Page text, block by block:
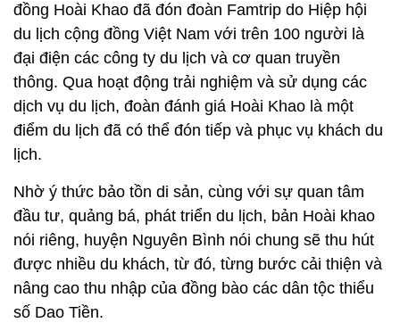
đồng Hoài Khao đã đón đoàn Famtrip do Hiệp hội
du lịch cộng đồng Việt Nam với trên 100 người là
đại điện các công ty du lịch và cơ quan truyền
thông. Qua hoạt động trải nghiệm và sử dụng các
dịch vụ du lịch, đoàn đánh giá Hoài Khao là một
điểm du lịch đã có thể đón tiếp và phục vụ khách du
lịch.
Nhờ ý thức bảo tồn di sản, cùng với sự quan tâm
đầu tư, quảng bá, phát triển du lịch, bản Hoài khao
nói riêng, huyện Nguyên Bình nói chung sẽ thu hút
được nhiều du khách, từ đó, từng bước cải thiện và
nâng cao thu nhập của đồng bào các dân tộc thiểu
số Dao Tiền.